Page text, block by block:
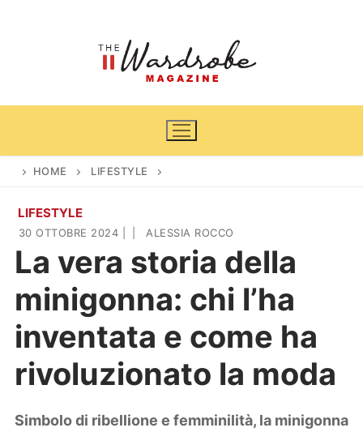
Home
News
Cinema e TV
Casa & Giardino
Arredamento
Piante e fiori
DIY
Lifestyle
Viaggi
HOME LIFESTYLE
LIFESTYLE
30 OTTOBRE 2024 ALESSIA ROCCO
La vera storia della
minigonna: chi l’ha
inventata e come ha
rivoluzionato la moda
Simbolo di ribellione e femminilità, la minigonna